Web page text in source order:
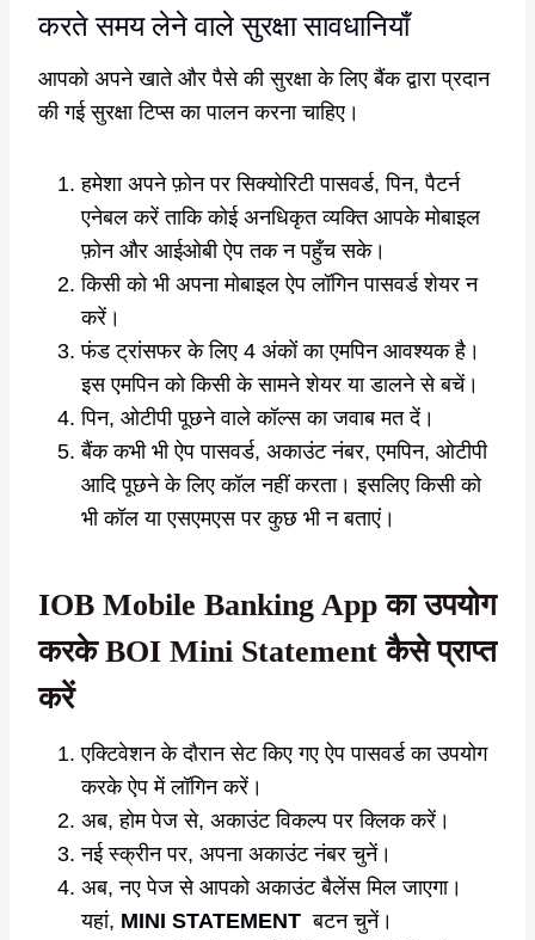
करते समय लेने वाले सुरक्षा सावधानियाँ
आपको अपने खाते और पैसे की सुरक्षा के लिए बैंक द्वारा प्रदान
की गई सुरक्षा टिप्स का पालन करना चाहिए।
हमेशा अपने फ़ोन पर सिक्योरिटी पासवर्ड, पिन, पैटर्न
एनेबल करें ताकि कोई अनधिकृत व्यक्ति आपके मोबाइल
फ़ोन और आईओबी ऐप तक न पहुँच सके।
किसी को भी अपना मोबाइल ऐप लॉगिन पासवर्ड शेयर न
करें।
फंड ट्रांसफर के लिए 4 अंकों का एमपिन आवश्यक है।
इस एमपिन को किसी के सामने शेयर या डालने से बचें।
पिन, ओटीपी पूछने वाले कॉल्स का जवाब मत दें।
बैंक कभी भी ऐप पासवर्ड, अकाउंट नंबर, एमपिन, ओटीपी
आदि पूछने के लिए कॉल नहीं करता। इसलिए किसी को
भी कॉल या एसएमएस पर कुछ भी न बताएं।
IOB Mobile Banking App का उपयोग
करके BOI Mini Statement कैसे प्राप्त
करें
एक्टिवेशन के दौरान सेट किए गए ऐप पासवर्ड का उपयोग
करके ऐप में लॉगिन करें।
अब, होम पेज से, अकाउंट विकल्प पर क्लिक करें।
नई स्क्रीन पर, अपना अकाउंट नंबर चुनें।
अब, नए पेज से आपको अकाउंट बैलेंस मिल जाएगा।
यहां, MINI STATEMENT बटन चुनें।